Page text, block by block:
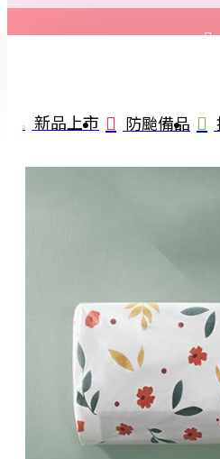
新品上市 防颱備品